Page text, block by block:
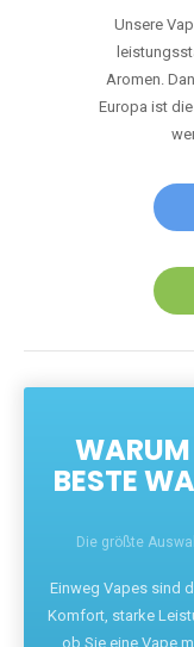
Unsere
Aromen.
Europa ist
WARUM
BESTE
Die größte
Einweg Vapes sind
Komfort, starke
ob Sie eine Vape